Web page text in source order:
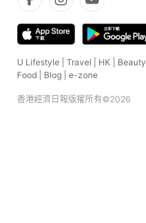
U Lifestyle Travel HK Beauty
Food
Blog e-zone
香港經濟日報版權所有©2026